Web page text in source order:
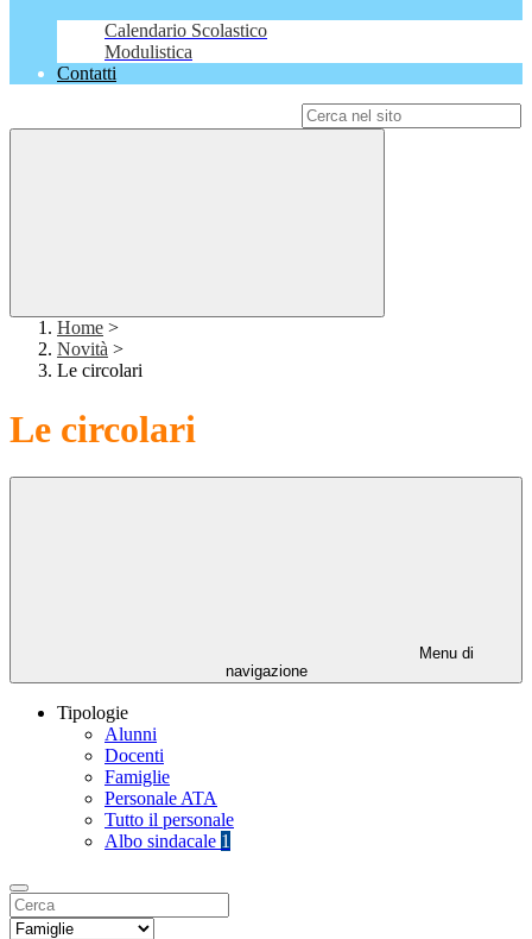
Calendario Scolastico
Modulistica
Contatti
Home >
Novità >
Le circolari
Le circolari
Menu di
navigazione
Tipologie
Alunni
Docenti
Famiglie
Personale ATA
Tutto il personale
Albo sindacale 1